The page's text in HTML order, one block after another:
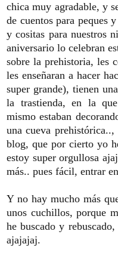
chica muy agradable, y
de cuentos para peques
y cositas para nuestros
aniversario lo celebran
sobre la prehistoria, les
les enseñaran a hacer
super grande), tienen
la trastienda, en la
mismo estaban
una cueva
blog, que por cierto yo
estoy super orgullosa
más.. pues fácil, entrar
Y no hay mucho más
unos cuchillos, porque
he buscado y
ajajajaj.